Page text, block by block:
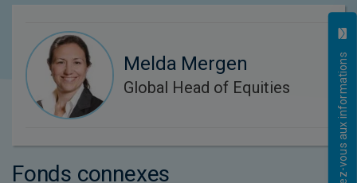
Melda Mergen
Global Head of Equities
Fonds connexes Abonnez-vous aux informations